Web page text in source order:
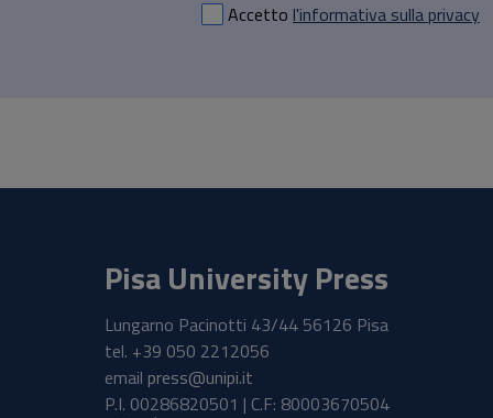
Accetto l'informativa sulla privacy
Pisa University Press
Lungarno Pacinotti 43/44 56126 Pisa
tel. +39 050 2212056
email press@unipi.it
P.I. 00286820501 | C.F: 80003670504